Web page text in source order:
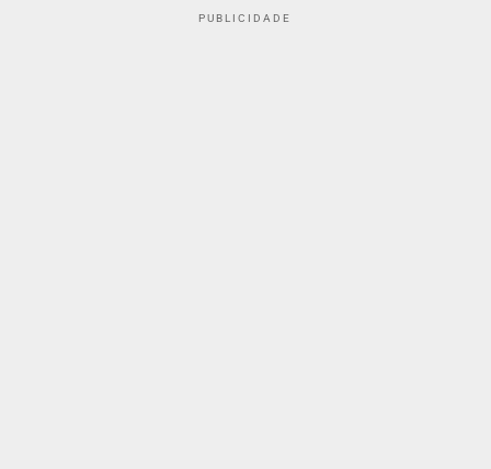
PUBLICIDADE